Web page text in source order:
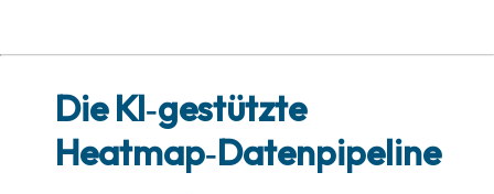
Die KI‑gestützte
Heatmap‑Datenpipeline